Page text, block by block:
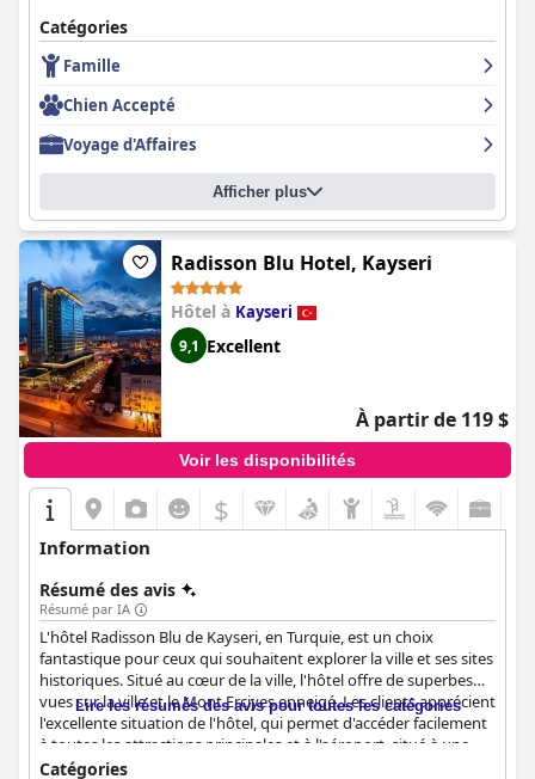
Catégories
Famille
Chien Accepté
Voyage d'Affaires
Afficher plus
Radisson Blu Hotel, Kayseri
Hôtel à Kayseri
9,1 Excellent
À partir de 119 $
Voir les disponibilités
$
Information
Résumé des avis
Résumé par IA
L'hôtel Radisson Blu de Kayseri, en Turquie, est un choix
fantastique pour ceux qui souhaitent explorer la ville et ses sites
historiques. Situé au cœur de la ville, l'hôtel offre de superbes
vues sur la ville et le Mont Erciyes enneigé. Les clients apprécient
l'excellente situation de l'hôtel, qui permet d'accéder facilement
à toutes les attractions principales et à l'aéroport, situé à une
courte distance. Le petit déjeuner de l'hôtel est un point fort,
Lire les résumés des avis pour toutes les catégories
Catégories